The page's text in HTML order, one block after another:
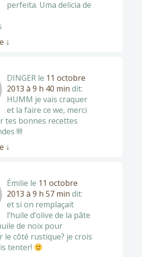
perfeita. Uma delicia de
↓
DINGER le 11 octobre
2013 à 9 h 40 min dit:
HUMM je vais craquer
et la faire ce we, merci
tes bonnes recettes
!!!!
↓
Émilie le 11 octobre
2013 à 9 h 57 min dit:
et si on remplaçait
l’huile d’olive de la pâte
de noix pour
le côté rustique? je crois
tenter!